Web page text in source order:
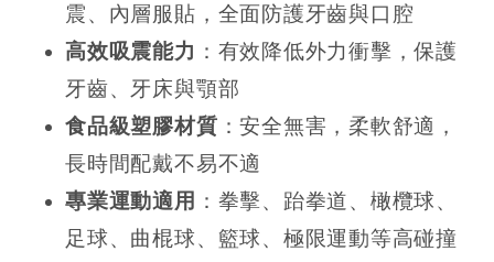
震、內層服貼，全面防護牙齒與口腔
高效吸震能力 ：有效降低外力衝擊，保護
牙齒、牙床與顎部
食品級塑膠材質 ：安全無害，柔軟舒適，
長時間配戴不易不適
專業運動適用 ：拳擊、跆拳道、橄欖球、
足球、曲棍球、籃球、極限運動等高碰撞